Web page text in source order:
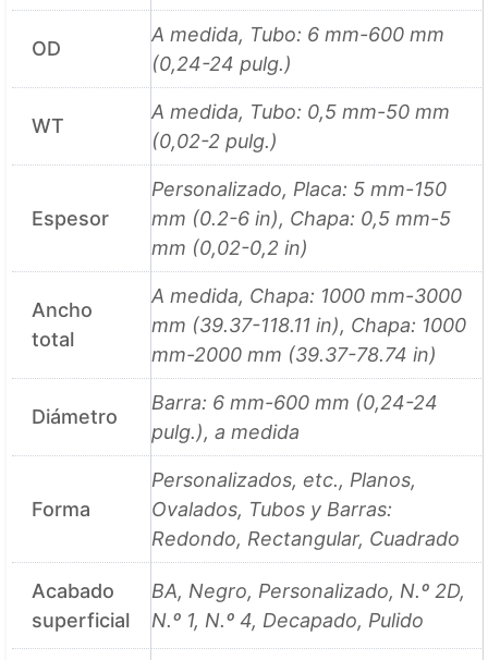
OD
A medida, Tubo: 6 mm-600 mm
(0,24-24 pulg.)
WT
A medida, Tubo: 0,5 mm-50 mm
(0,02-2 pulg.)
Espesor
Personalizado, Placa: 5 mm-150
mm (0.2-6 in), Chapa: 0,5 mm-5
mm (0,02-0,2 in)
Ancho
total
A medida, Chapa: 1000 mm-3000
mm (39.37-118.11 in), Chapa: 1000
mm-2000 mm (39.37-78.74 in)
Diámetro
Barra: 6 mm-600 mm (0,24-24
pulg.), a medida
Forma
Personalizados, etc., Planos,
Ovalados, Tubos y Barras:
Redondo, Rectangular, Cuadrado
Acabado
superficial
BA, Negro, Personalizado, N.º 2D,
N.º 1, N.º 4, Decapado, Pulido